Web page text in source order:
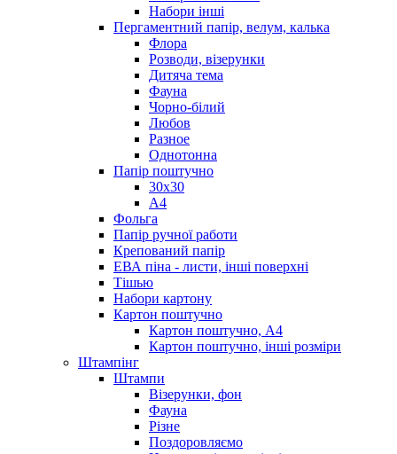
Набори інші
Пергаментний папір, велум, калька
Флора
Розводи, візерунки
Дитяча тема
Фауна
Чорно-білий
Любов
Разное
Однотонна
Папір поштучно
30х30
А4
Фольга
Папір ручної работи
Крепований папір
ЕВА піна - листи, інші поверхні
Тішью
Набори картону
Картон поштучно
Картон поштучно, А4
Картон поштучно, інші розміри
Штампінг
Штампи
Візерунки, фон
Фауна
Різне
Поздоровляємо